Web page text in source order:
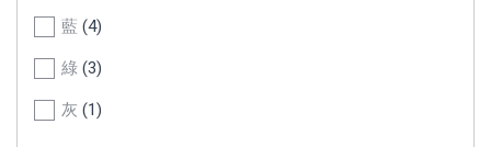
藍 (4)
綠 (3)
灰 (1)